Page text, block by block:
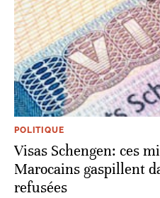
POLITIQUE
Visas Schengen: ces
Marocains gaspillent
refusées